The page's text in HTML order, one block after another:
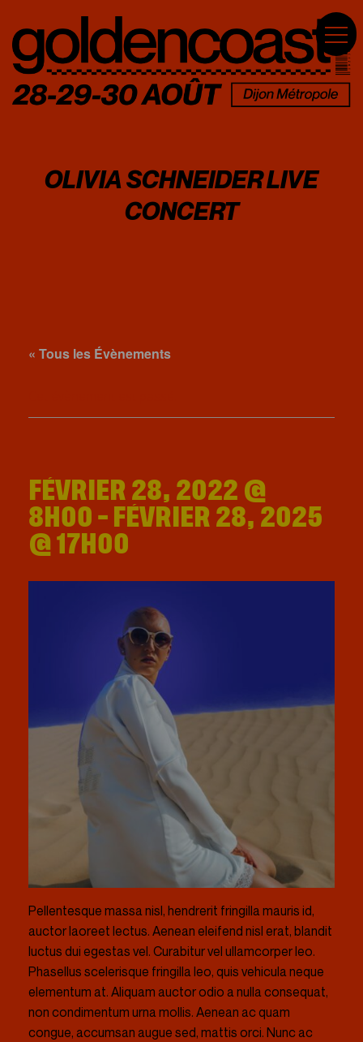
OLIVIA SCHNEIDER LIVE
CONCERT
« Tous les Évènements
FÉVRIER 28, 2022 @
8H00 - FÉVRIER 28, 2025
@ 17H00
Pellentesque massa nisl, hendrerit fringilla mauris id,
auctor laoreet lectus. Aenean eleifend nisl erat, blandit
luctus dui egestas vel. Curabitur vel ullamcorper leo.
Phasellus scelerisque fringilla leo, quis vehicula neque
elementum at. Aliquam auctor odio a nulla consequat,
non condimentum urna mollis. Aenean ac quam
congue, accumsan augue sed, mattis orci. Nunc ac